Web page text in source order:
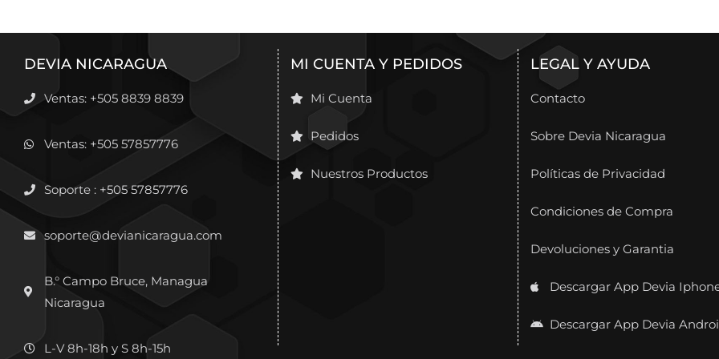
DEVIA NICARAGUA
Ventas: +505 8839 8839
Ventas: +505 57857776
Soporte : +505 57857776
soporte@devianicaragua.com
B.° Campo Bruce, Managua
Nicaragua
L-V 8h-18h y S 8h-15h
MI CUENTA Y PEDIDOS
Mi Cuenta
Pedidos
Nuestros Productos
LEGAL Y AYUDA
Contacto
Sobre Devia Nicaragua
Políticas de Privacidad
Condiciones de Compra
Devoluciones y Garantia
Descargar App Devia
Descargar App Devia